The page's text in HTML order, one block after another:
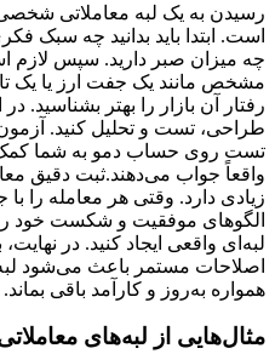
رسیدن به یک لبه معاملاتی
است. ابتدا باید بدانید چه
چه میزان صبر دارید. سپس لازم
مشخص مانند یک جفت ارز یا یک
رفتار آن بازار را بهتر بشناسید.
طراحی، تست و تحلیل کنید.
تست روی حساب دمو به شما کمک
واقعاً جواب می‌دهند.ثبت دقیق
زیادی دارد. وقتی هر معامله را با
الگوهای موفقیت و شکست خود
لبه‌ای واقعی ایجاد کنید. در
اصلاحات مستمر باعث می‌شود لبه
همواره به‌روز و کارآمد باقی بماند.
مثال‌هایی از لبه‌های